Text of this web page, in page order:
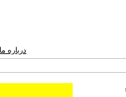
درباره ما